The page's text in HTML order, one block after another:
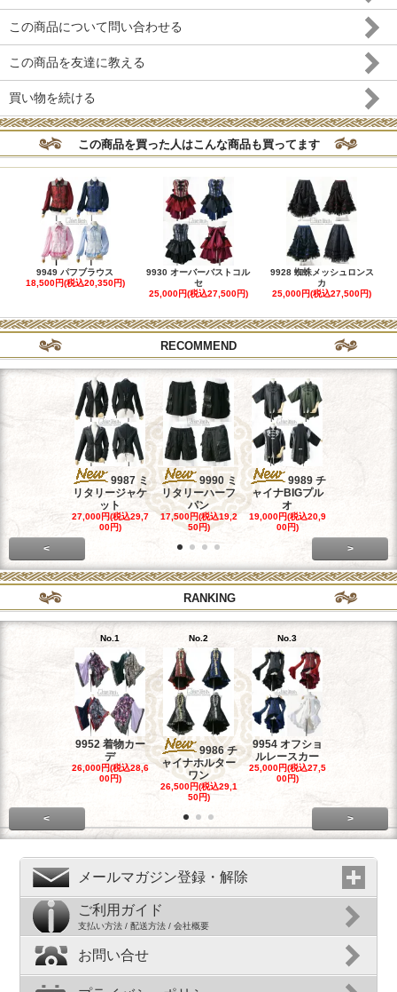
この商品について問い合わせる
この商品を友達に教える
買い物を続ける
この商品を買った人はこんな商品も買ってます
9949 パフブラウス
18,500円(税込20,350円)
9930 オーバーバストコル
セ
25,000円(税込27,500円)
9928 蜘蛛メッシュロンス
カ
25,000円(税込27,500円)
RECOMMEND
9987 ミ
リタリージャケ
ット
27,000円(税込29,7
00円)
9990 ミ
リタリーハーフ
パン
17,500円(税込19,2
50円)
9989 チ
ャイナBIGプル
オ
19,000円(税込20,9
00円)
< >
RANKING
No.1
9952 着物カー
デ
26,000円(税込28,6
00円)
No.2
9986 チ
ャイナホルター
ワン
26,500円(税込29,1
50円)
No.3
9954 オフショ
ルレースカー
25,000円(税込27,5
00円)
< >
メールマガジン登録・解除
ご利用ガイド
支払い方法 / 配送方法 / 会社概要
お問い合せ